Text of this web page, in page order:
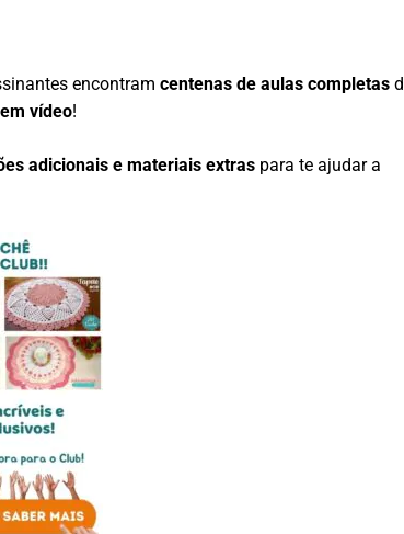
encontramcentenas de aulas completas
vídeo!
adicionais e materiais extras para te ajudar a